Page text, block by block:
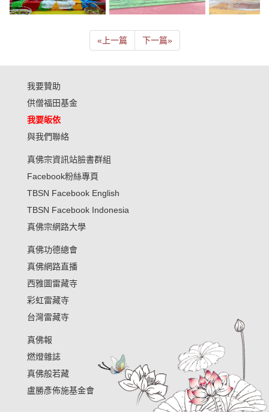
« 上一篇 下一篇»
我要贊助
供僧福田基金
我要皈依
與我們聯絡
真佛宗資訊站臉書群組
Facebook粉絲專頁
TBSN Facebook English
TBSN Facebook Indonesia
真佛宗網路大學
真佛功德總會
真佛網路直播
西雅圖雷藏寺
彩虹雷藏寺
台灣雷藏寺
真佛報
燃燈雜誌
真佛般若藏
盧勝彥佈施基金會